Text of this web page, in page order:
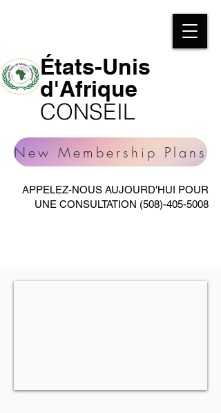
États-Unis
d'Afrique
CONSEIL
APPELEZ-NOUS AUJOURD'HUI POUR
UNE CONSULTATION (508)-405-5008
New Membership Plans